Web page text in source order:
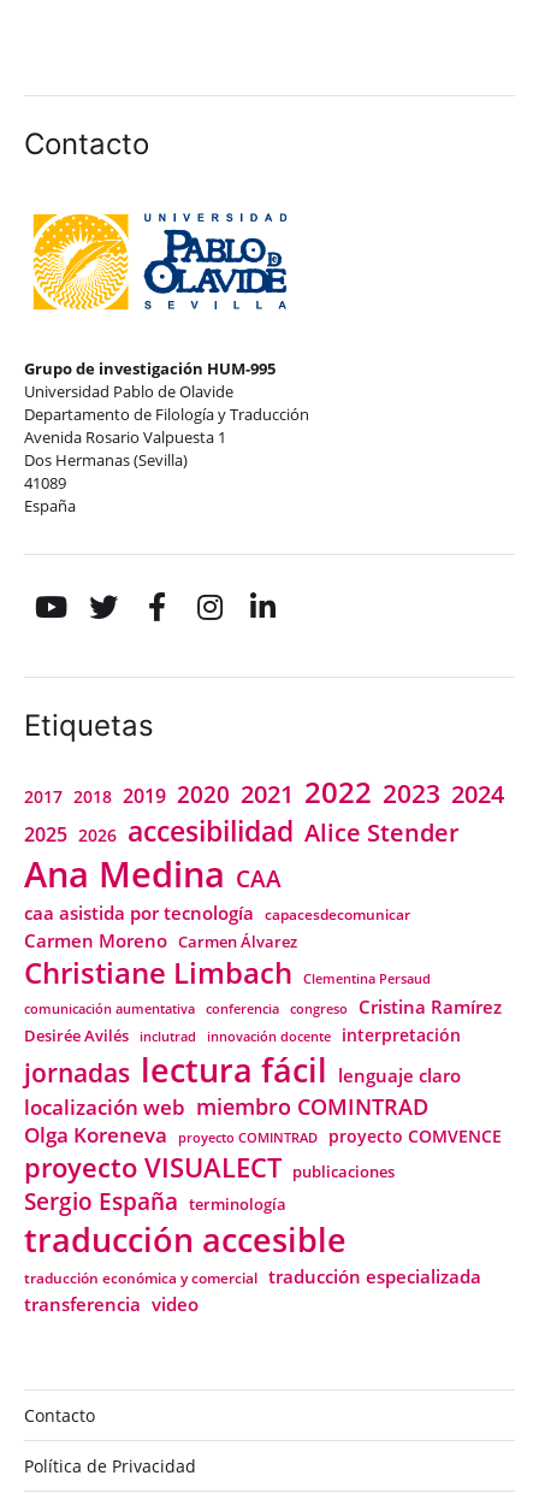
Contacto
Grupo de investigación HUM-995
Universidad Pablo de Olavide
Departamento de Filología y Traducción
Avenida Rosario Valpuesta 1
Dos Hermanas (Sevilla)
41089
España
Etiquetas
2017 2018 2019 2020 2021 2022 2023 2024
2025 2026 accesibilidad Alice Stender
Ana Medina CAA
caa asistida por tecnología capacesdecomunicar
Carmen Moreno Carmen Álvarez
Christiane Limbach
Clementina Persaud
comunicación aumentativa
conferencia congreso Cristina Ramírez
Desirée Avilés inclutrad innovación docente interpretación
jornadas lectura fácil lenguaje claro
localización web miembro COMINTRAD
Olga Koreneva proyecto COMINTRAD proyecto COMVENCE
proyecto VISUALECT publicaciones
Sergio España terminología
traducción accesible
traducción económica y comercial traducción especializada
transferencia video
Contacto
Política de Privacidad